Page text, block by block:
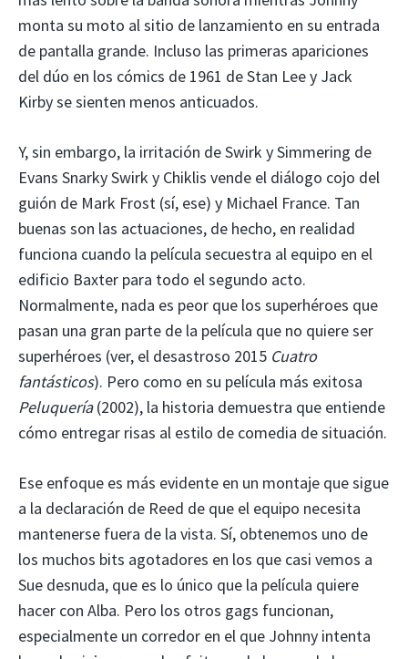
monta su moto al sitio de lanzamiento en su entrada
de pantalla grande. Incluso las primeras apariciones
del dúo en los cómics de 1961 de Stan Lee y Jack
Kirby se sienten menos anticuados.
Y, sin embargo, la irritación de Swirk y Simmering de
Evans Snarky Swirk y Chiklis vende el diálogo cojo del
guión de Mark Frost (sí, ese) y Michael France. Tan
buenas son las actuaciones, de hecho, en realidad
funciona cuando la película secuestra al equipo en el
edificio Baxter para todo el segundo acto.
Normalmente, nada es peor que los superhéroes que
pasan una gran parte de la película que no quiere ser
superhéroes (ver, el desastroso 2015 Cuatro
fantásticos). Pero como en su película más exitosa
Peluquería(2002), la historia demuestra que entiende
cómo entregar risas al estilo de comedia de situación.
Ese enfoque es más evidente en un montaje que sigue
a la declaración de Reed de que el equipo necesita
mantenerse fuera de la vista. Sí, obtenemos uno de
los muchos bits agotadores en los que casi vemos a
Sue desnuda, que es lo único que la película quiere
hacer con Alba. Pero los otros gags funcionan,
especialmente un corredor en el que Johnny intenta